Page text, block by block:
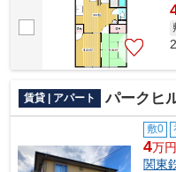
賃貸 | アパート パークヒ
敷0
4万円
関東